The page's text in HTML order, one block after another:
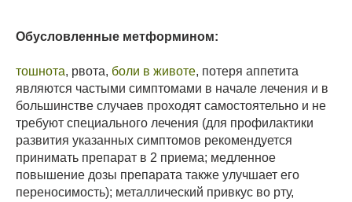
Обусловленные метформином:
тошнота, рвота, боли в животе, потеря аппетита
являются частыми симптомами в начале лечения и в
большинстве случаев проходят самостоятельно и не
требуют специального лечения (для профилактики
развития указанных симптомов рекомендуется
принимать препарат в 2 приема; медленное
повышение дозы препарата также улучшает его
переносимость); металлический привкус во рту,